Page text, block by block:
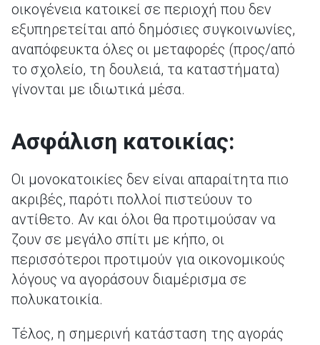
οικογένεια κατοικεί σε περιοχή που δεν
εξυπηρετείται από δημόσιες συγκοινωνίες,
αναπόφευκτα όλες οι μεταφορές (προς/από
το σχολείο, τη δουλειά, τα καταστήματα)
γίνονται με ιδιωτικά μέσα.
Ασφάλιση κατοικίας:
Οι μονοκατοικίες δεν είναι απαραίτητα πιο
ακριβές, παρότι πολλοί πιστεύουν το
αντίθετο. Αν και όλοι θα προτιμούσαν να
ζουν σε μεγάλο σπίτι με κήπο, οι
περισσότεροι προτιμούν για οικονομικούς
λόγους να αγοράσουν διαμέρισμα σε
πολυκατοικία.
Τέλος, η σημερινή κατάσταση της αγοράς